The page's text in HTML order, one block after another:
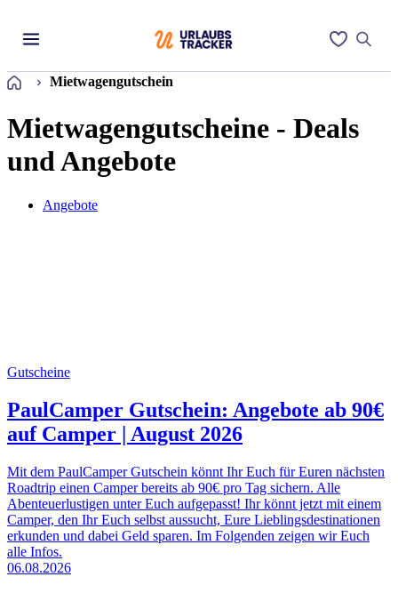
Startseite
Mietwagengutschein
Mietwagengutscheine - Deals
und Angebote
Angebote
Gutscheine
PaulCamper Gutschein: Angebote ab 90€
auf Camper | August 2026
Mit dem PaulCamper Gutschein könnt Ihr Euch für Euren nächsten
Roadtrip einen Camper bereits ab 90€ pro Tag sichern. Alle
Abenteuerlustigen unter Euch aufgepasst! Ihr könnt jetzt mit einem
Camper, den Ihr Euch selbst aussucht, Eure Lieblingsdestinationen
erkunden und dabei Geld sparen. Im Folgenden zeigen wir Euch
alle Infos.
06.08.2026